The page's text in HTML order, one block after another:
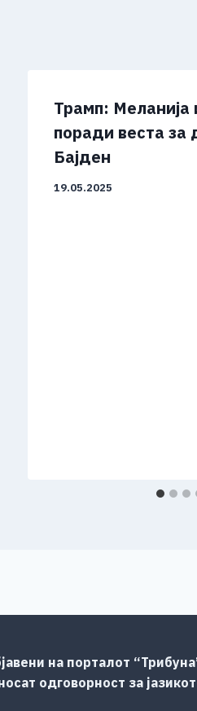
Трамп: Меланија
поради веста за
Бајден
19.05.2025
на порталот
одговорност за